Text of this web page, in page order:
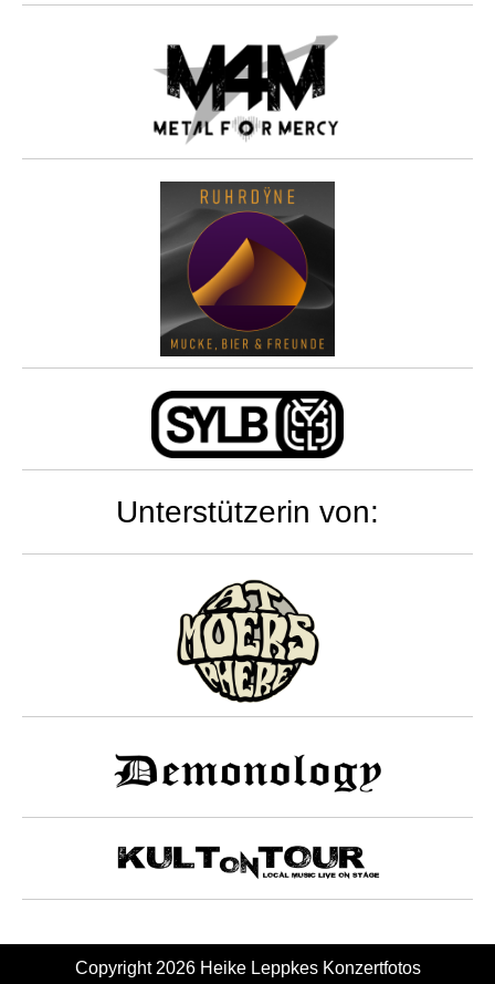
Unterstützerin von:
Copyright 2026 Heike Leppkes Konzertfotos